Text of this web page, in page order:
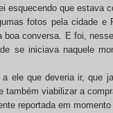
esquecendo que estava
fotos pela cidade
conversa. E foi,
se iniciava naquele
ele que deveria ir, que
também viabilizar a
reportada em